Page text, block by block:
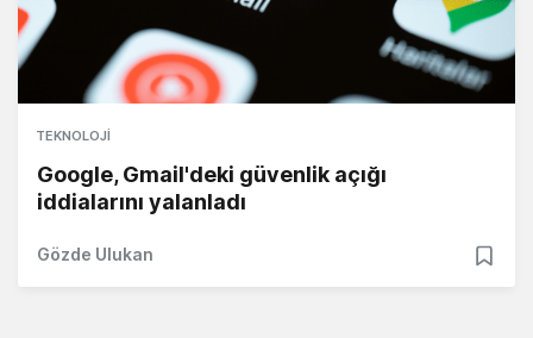
TEKNOLOJI
Google, Gmail'deki güvenlik açığı
iddialarını yalanladı
Gözde Ulukan